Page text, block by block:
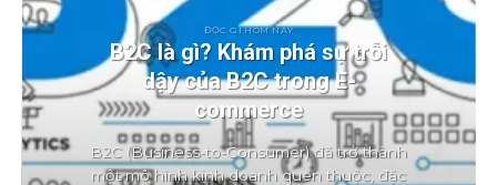
ĐỌC GÌ HÔM NAY
B2C là gì? Khám phá sự trỗi
dậy của B2C trong E-
commerce
B2C (Business-to-Consumer) đã trở thành
một mô hình kinh doanh quen thuộc, đặc